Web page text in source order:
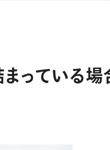
まっている場